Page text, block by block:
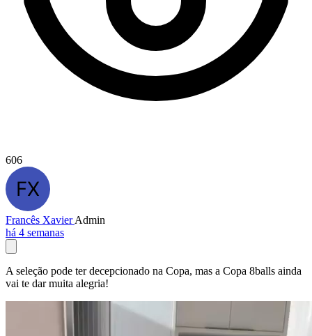
606
Francês XavierAdmin
há 4 semanas
A seleção pode ter decepcionado na Copa, mas a Copa 8balls ainda
vai te dar muita alegria!